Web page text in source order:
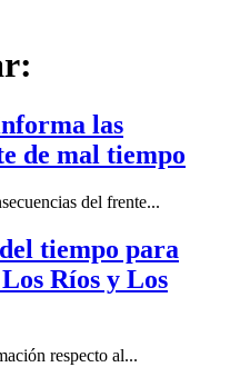
las
de mal tiempo
del frente...
tiempo para
Ríos y Los
respecto al...